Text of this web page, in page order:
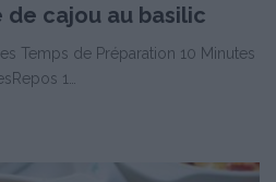
cajou au basilic
Temps de Préparation 10 Minutes
1…